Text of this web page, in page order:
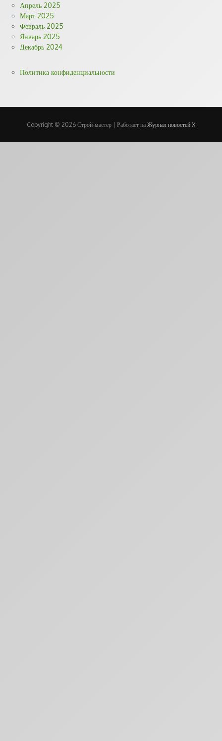
Апрель 2025
Март 2025
Февраль 2025
Январь 2025
Декабрь 2024
Политика конфиденциальности
Copyright © 2026 Строй-мастер | Работает на Журнал новостей X